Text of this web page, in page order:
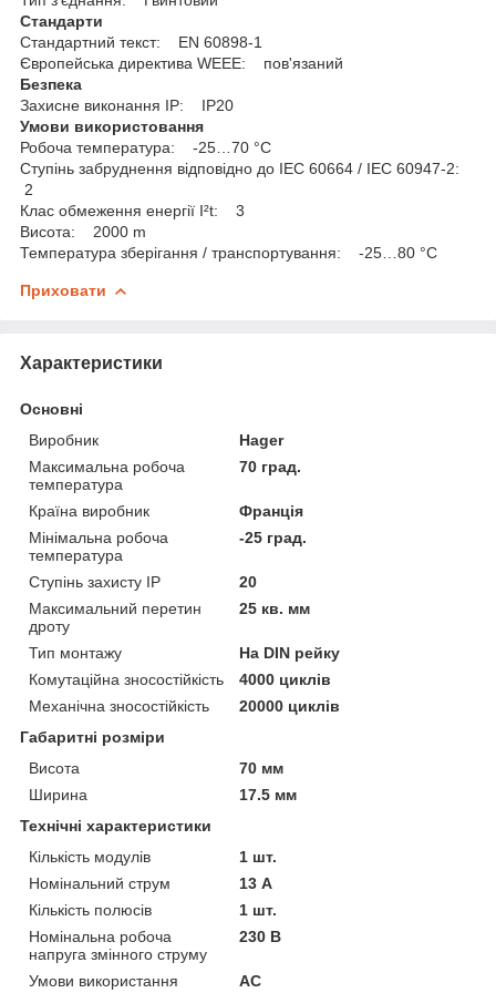
Стандарти
Стандартний текст: EN 60898-1
Європейська директива WEEE: пов'язаний
Безпека
Захисне виконання ІР: IP20
Умови використовання
Робоча температура: -25…70 °C
Ступінь забруднення відповідно до IEC 60664 / IEC 60947-2:
2
Клас обмеження енергії I²t: 3
Висота: 2000 m
Температура зберігання / транспортування: -25…80 °C
Приховати
Характеристики
Основні
Виробник
Hager
Максимальна робоча
температура
70 град.
Країна виробник
Франція
Мінімальна робоча
температура
-25 град.
Ступінь захисту IP
20
Максимальний перетин
дроту
25 кв. мм
Тип монтажу
На DIN рейку
Комутаційна зносостійкість
4000 циклів
Механічна зносостійкість
20000 циклів
Габаритні розміри
Висота
70 мм
Ширина
17.5 мм
Технічні характеристики
Кількість модулів
1 шт.
Номінальний струм
13 А
Кількість полюсів
1 шт.
Номінальна робоча
напруга змінного струму
230 В
Умови використання
АС